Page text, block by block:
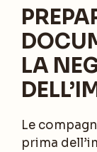
LA
Le
prima